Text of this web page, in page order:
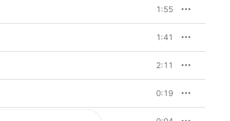
1:55
1:41
2:11
0:19